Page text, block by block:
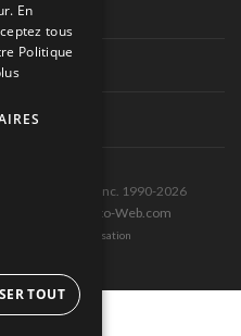
Pole-Position inc. 1990-2026
Montréal-Photo-Web.com
Conditions d’utilisation
En
tous
Politique
TOUT